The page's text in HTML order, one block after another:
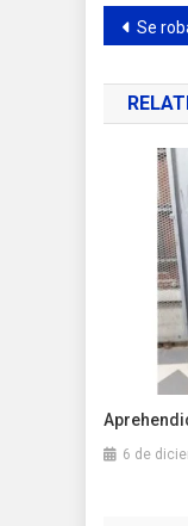
de
Se robaron un bolsón del
6 de